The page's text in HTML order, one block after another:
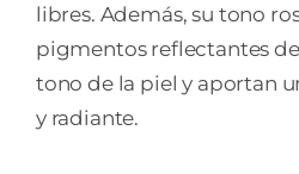
libres. Además, su tono
pigmentos reflectantes
tono de la piel y aportan
y radiante.